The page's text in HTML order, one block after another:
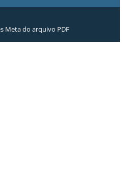
Meta do arquivo PDF